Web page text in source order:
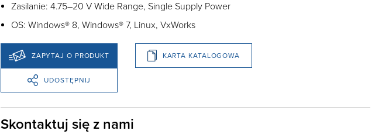
Zasilanie: 4.75–20 V Wide Range, Single Supply Power
OS: Windows® 8, Windows® 7, Linux, VxWorks
ZAPYTAJ O PRODUKT KARTA KATALOGOWA
UDOSTĘPNIJ
Skontaktuj się z nami